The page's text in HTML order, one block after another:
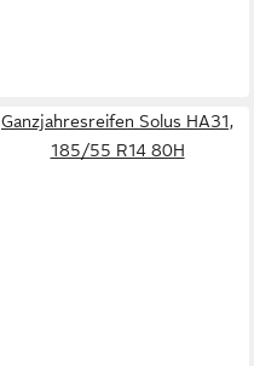
Ganzjahresreifen Solus HA31,
185/55 R14 80H